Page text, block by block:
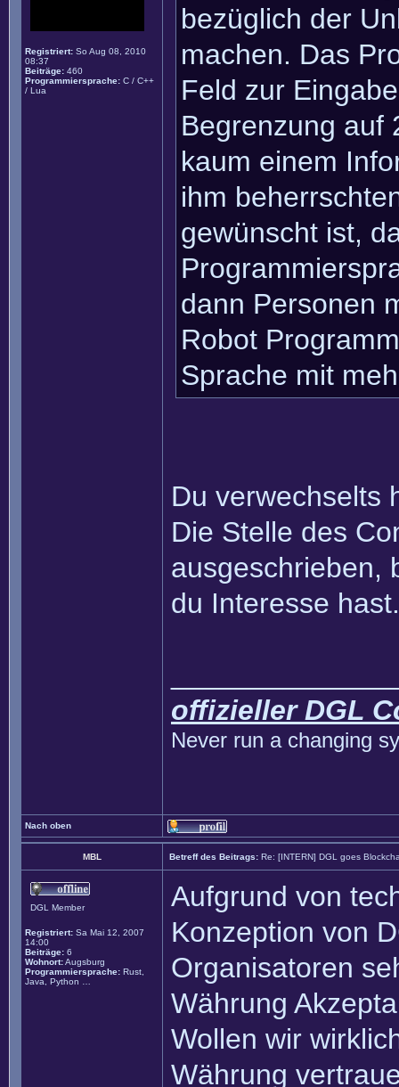
Registriert: So Aug 08, 2010
08:37
Beiträge: 460
Programmiersprache: C / C++
/ Lua
bezüglich der
machen. Das
Feld zur
Begrenzung auf
kaum einem
ihm
gewünscht ist,
dann Personen
Robot
Sprache mit
Du verwechselts
Die Stelle des
ausgeschrieben,
du Interesse hast.
offizieller DGL
Never run a changing
Nach oben
MBL Betreff des Beitrags: Re: [INTERN] DGL goes
DGL Member
Registriert: Sa Mai 12, 2007
14:00
Beiträge: 6
Wohnort:Augsburg
Programmiersprache: Rust,
Java, Python …
Aufgrund von
Konzeption von
Organisatoren
Währung
Wollen wir
Währung